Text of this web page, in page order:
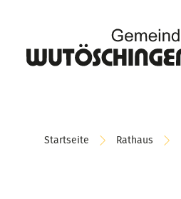
Startseite Rathaus